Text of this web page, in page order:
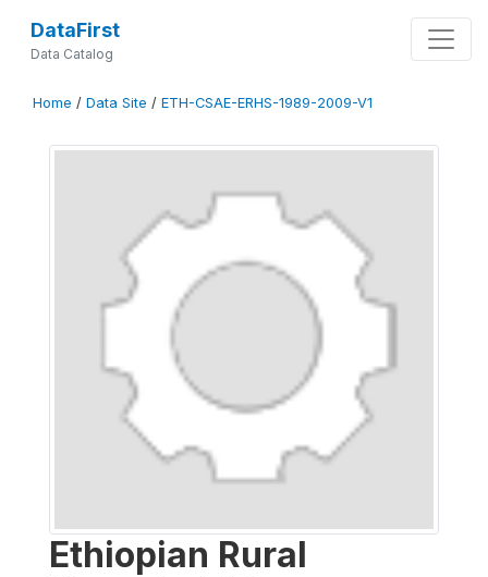
DataFirst
Data Catalog
Home / Data Site / ETH-CSAE-ERHS-1989-2009-V1
Ethiopian Rural